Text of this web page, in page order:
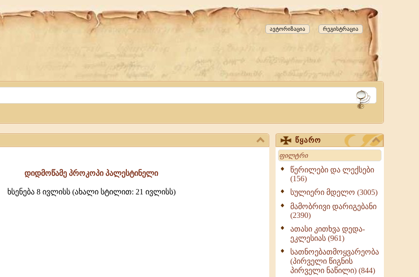
რეგისტრაცია
ავტორიზაცია
დიდმოწამე პროკოპი პალესტინელი
ხსენება 8 ივლისს (ახალი სტილით: 21 ივლისს)
წყარო
Search
წერილები და ლექსები
(156)
სულიერი მდელო (3005)
მამობრივი დარიგებანი
(2390)
ათასი კითხვა დედა-
ეკლესიას (961)
სათნოებათმოყვარეობა
(პირველი წიგნის
პირველი ნაწილი) (844)